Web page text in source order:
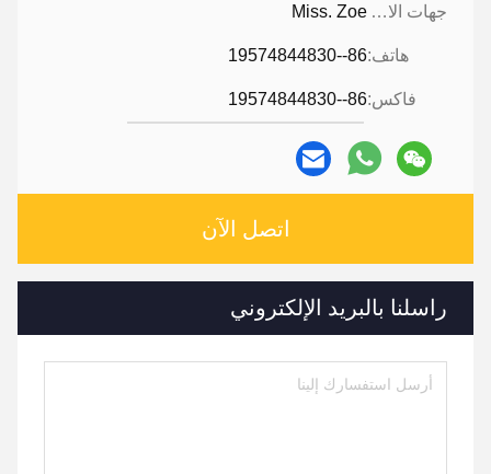
جهات الاتصال: Miss. Zoe
هاتف:86--19574844830
فاكس:86--19574844830
اتصل الآن
راسلنا بالبريد الإلكتروني